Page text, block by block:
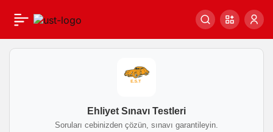
Ehliyet Sınavı Testleri
Soruları cebinizden çözün, sınavı garantileyin.
Büyükşehir’den Taşkın
Derelerinde Kapsamlı
0